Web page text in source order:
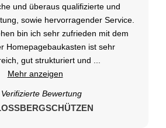
und überaus qualifizierte und
sowie hervorragender Service.
bin ich sehr zufrieden mit dem
Homepagebaukasten ist sehr
gut strukturiert und ...
Mehr anzeigen
Verifizierte Bewertung